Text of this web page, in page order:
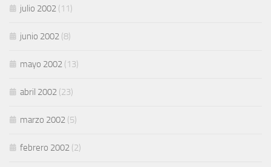
julio 2002 (11)
junio 2002 (8)
mayo 2002 (13)
abril 2002 (23)
marzo 2002 (5)
febrero 2002 (2)